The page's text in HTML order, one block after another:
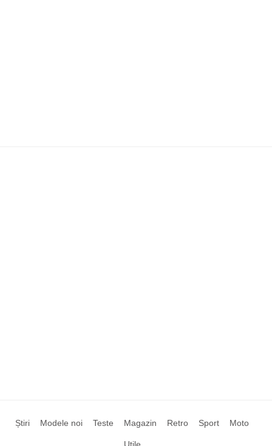
Știri Modele noi Teste Magazin Retro Sport Moto